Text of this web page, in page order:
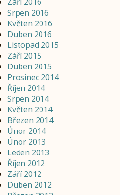
Srpen 2016
Květen 2016
Duben 2016
Listopad 2015
Září 2015
Duben 2015
Prosinec 2014
Říjen 2014
Srpen 2014
Květen 2014
Březen 2014
Únor 2014
Únor 2013
Leden 2013
Říjen 2012
Září 2012
Duben 2012